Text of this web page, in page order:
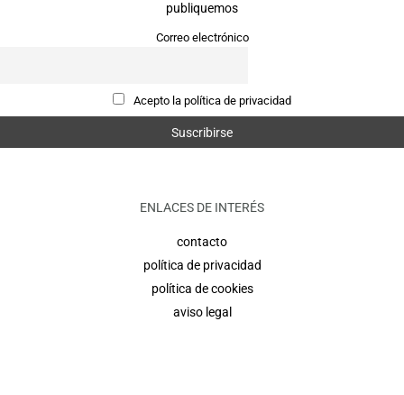
publiquemos
Correo electrónico
Acepto la política de privacidad
ENLACES DE INTERÉS
contacto
política de privacidad
política de cookies
aviso legal